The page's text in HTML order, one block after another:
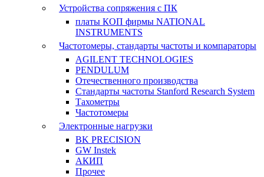
Устройства сопряжения с ПК
платы КОП фирмы NATIONAL
INSTRUMENTS
Частотомеры, стандарты частоты и компараторы
AGILENT TECHNOLOGIES
PENDULUM
Отечественного производства
Стандарты частоты Stanford Research System
Тахометры
Частотомеры
Электронные нагрузки
BK PRECISION
GW Instek
АКИП
Прочее